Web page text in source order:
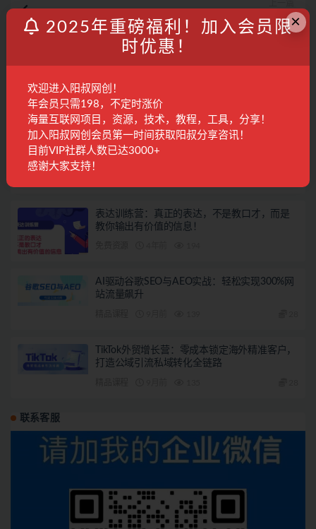
21天微头条训练营，实操3天，单号日收益100+月入过
万简单玩法
目【定位脚本+教程】
相关文章
职场沟通训练营：教您职场破局之法，从新手
到精英一路贯通
表达训练营：真正的表达，不是教口才，而是
教你输出有价值的信息！
AI驱动谷歌SEO与AEO实战：轻松实现300%网
站流量飙升
TikTok外贸增长营：零成本锁定海外精准客户，
打造公域引流私域转化全链路
联系客服
×
2025年重磅福利！加入会员限
时优惠！
欢迎进入阳叔网创！
年会员只需198，不定时涨价
海量互联网项目，资源，技术，教程，工具，分享！
加入阳叔网创会员第一时间获取阳叔分享咨讯！
目前VIP社群人数已达3000+
感谢大家支持！